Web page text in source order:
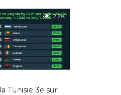
2.2K
Tunisie 3e sur